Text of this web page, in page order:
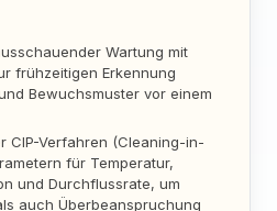
Wartung mit
frühzeitigen Erkennung
Bewuchsmuster vor einem
CIP-Verfahren (Cleaning-in-
für Temperatur,
und Durchflussrate, um
auch Überbeanspruchung